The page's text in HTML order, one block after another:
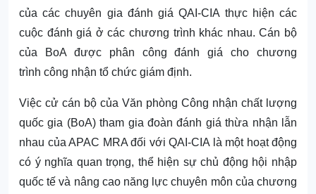
của các chuyên gia đánh giá QAI-CIA thực hiện các
cuộc đánh giá ở các chương trình khác nhau. Cán bộ
của BoA được phân công đánh giá cho chương
trình công nhận tổ chức giám định.
Việc cử cán bộ của Văn phòng Công nhận chất lượng
quốc gia (BoA) tham gia đoàn đánh giá thừa nhận lẫn
nhau của APAC MRA đối với QAI-CIA là một hoạt động
có ý nghĩa quan trọng, thể hiện sự chủ động hội nhập
quốc tế và nâng cao năng lực chuyên môn của chương